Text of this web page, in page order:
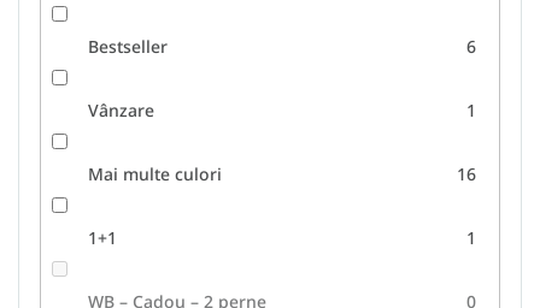
Bestseller 6
Vânzare 1
Mai multe culori 16
1+1 1
WB – Cadou – 2 perne 0